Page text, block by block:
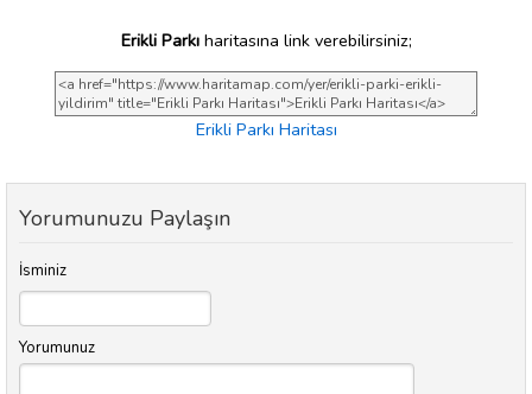
Erikli Parkıharitasına link verebilirsiniz;
Erikli Parkı Haritası
Yorumunuzu Paylaşın
İsminiz
Yorumunuz